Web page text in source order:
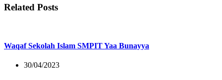
Related Posts
Waqaf Sekolah Islam SMPIT Yaa Bunayya
30/04/2023